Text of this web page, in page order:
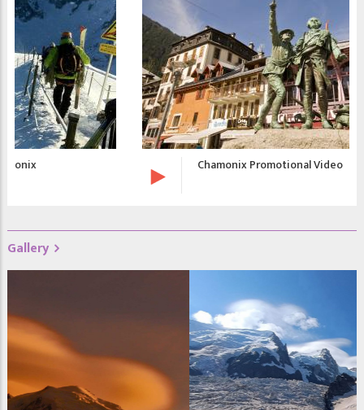
Chamonix Promotional Video
Gallery